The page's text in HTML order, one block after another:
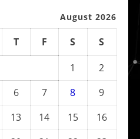
August 2026
T F S
S
1
2
6 7 8
9
13 14 15
16